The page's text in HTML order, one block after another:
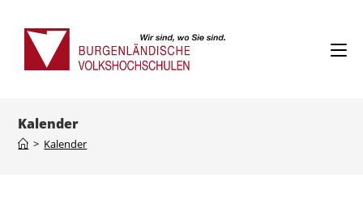
Kalender
> Kalender